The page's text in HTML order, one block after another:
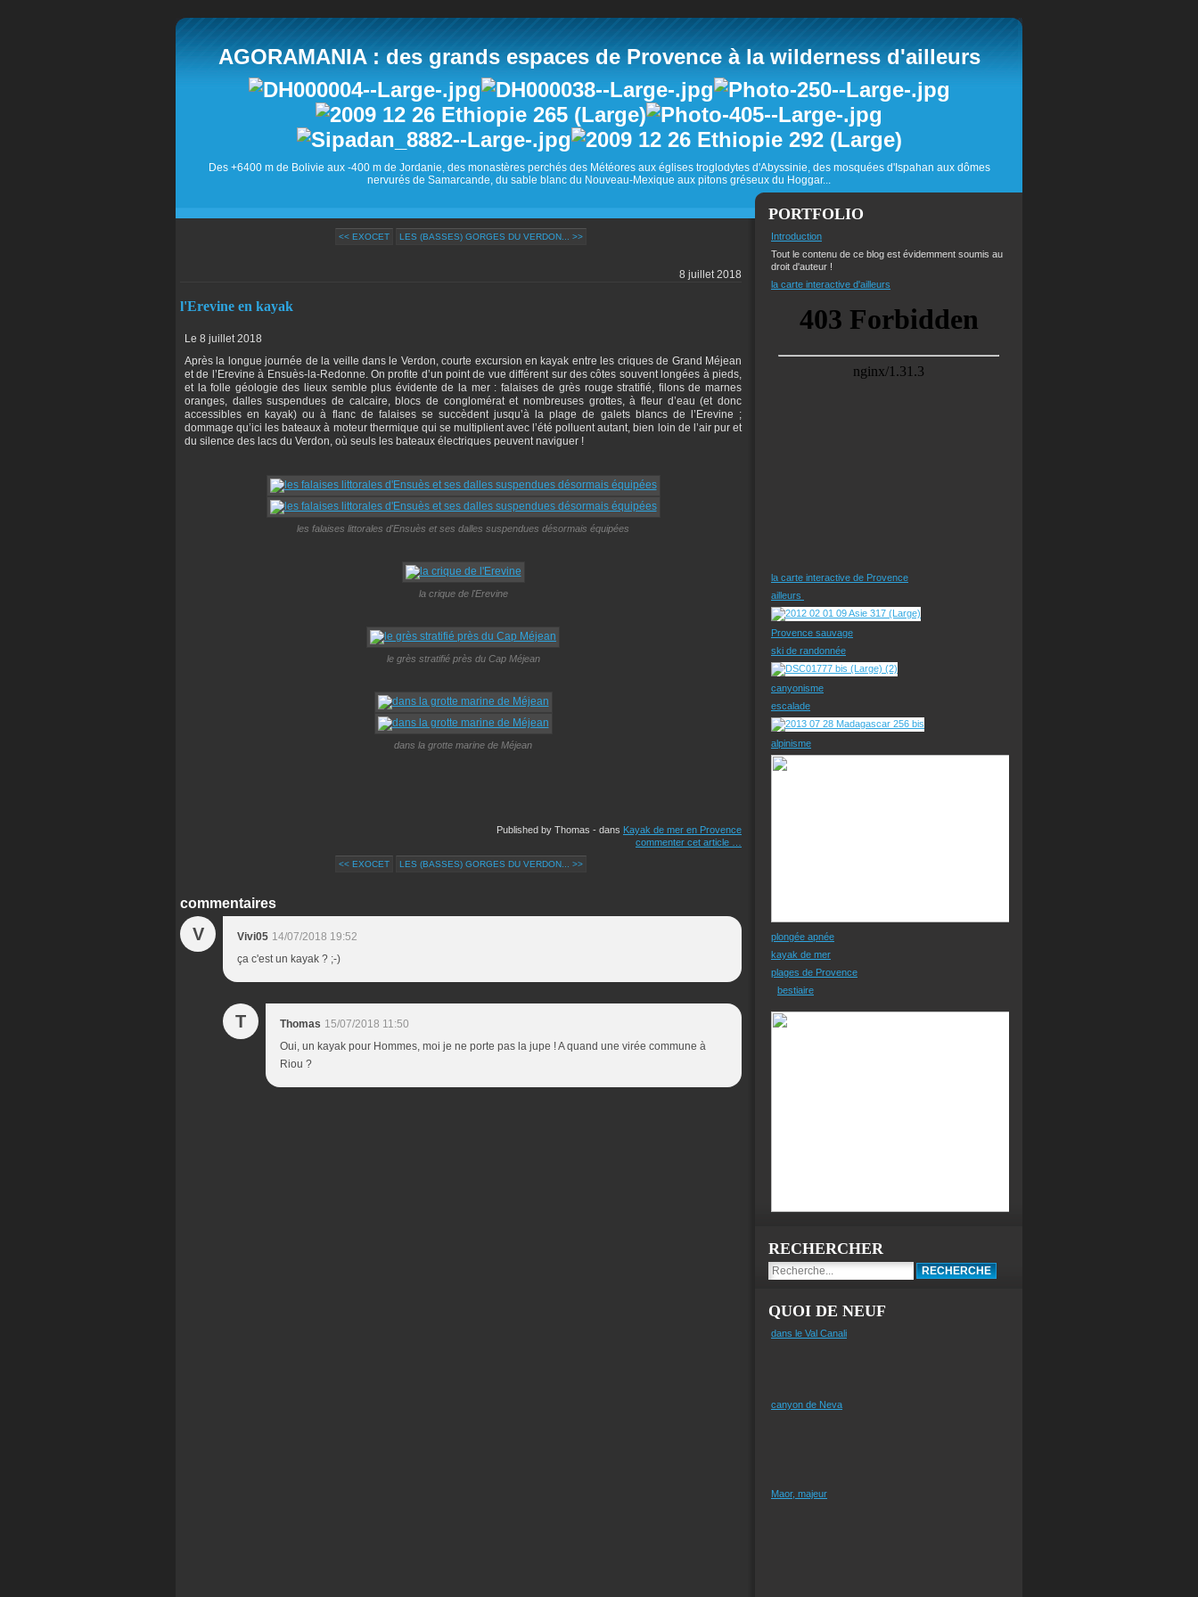
AGORAMANIA : des grands espaces de Provence à la wilderness d'ailleurs
Des +6400 m de Bolivie aux -400 m de Jordanie, des monastères perchés des Météores aux églises troglodytes d'Abyssinie, des mosquées d'Ispahan aux dômes
nervurés de Samarcande, du sable blanc du Nouveau-Mexique aux pitons gréseux du Hoggar...
<< EXOCET LES (BASSES) GORGES DU VERDON... >>
8 juillet 2018
l'Erevine en kayak
Le 8 juillet 2018
Après la longue journée de la veille dans le Verdon, courte excursion en kayak entre les criques de Grand Méjean
et de l’Erevine à Ensuès-la-Redonne. On profite d’un point de vue différent sur des côtes souvent longées à pieds,
et la folle géologie des lieux semble plus évidente de la mer : falaises de grès rouge stratifié, filons de marnes
oranges, dalles suspendues de calcaire, blocs de conglomérat et nombreuses grottes, à fleur d’eau (et donc
accessibles en kayak) ou à flanc de falaises se succèdent jusqu’à la plage de galets blancs de l’Erevine ;
dommage qu’ici les bateaux à moteur thermique qui se multiplient avec l’été polluent autant, bien loin de l’air pur et
du silence des lacs du Verdon, où seuls les bateaux électriques peuvent naviguer !
les falaises littorales d'Ensuès et ses dalles suspendues désormais équipées
la crique de l'Erevine
le grès stratifié près du Cap Méjean
dans la grotte marine de Méjean
Published by Thomas - dans Kayak de mer en Provence
commenter cet article
<< EXOCET LES (BASSES) GORGES DU VERDON... >>
commentaires
V Vivi05 14/07/2018 19:52
ça c'est un kayak ? ;-)
T Thomas 15/07/2018 11:50
Oui, un kayak pour Hommes, moi je ne porte pas la jupe ! A quand une virée commune à
Riou ?
PORTFOLIO
Introduction
Tout le contenu de ce blog est évidemment soumis au
droit d'auteur !
la carte interactive d'ailleurs
la carte interactive de Provence
ailleurs
Provence sauvage
ski de randonnée
canyonisme
escalade
alpinisme
plongée apnée
kayak de mer
plages de Provence
bestiaire
RECHERCHER
QUOI DE NEUF
dans le Val Canali
canyon de Neva
Maor, majeur